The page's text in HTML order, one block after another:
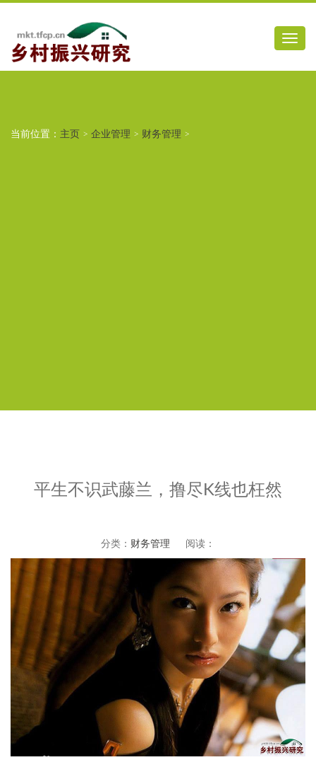
当前位置： 主页 > 企业管理 > 财务管理 >
平生不识武藤兰，撸尽K线也枉然
分类： 财务管理 阅读：